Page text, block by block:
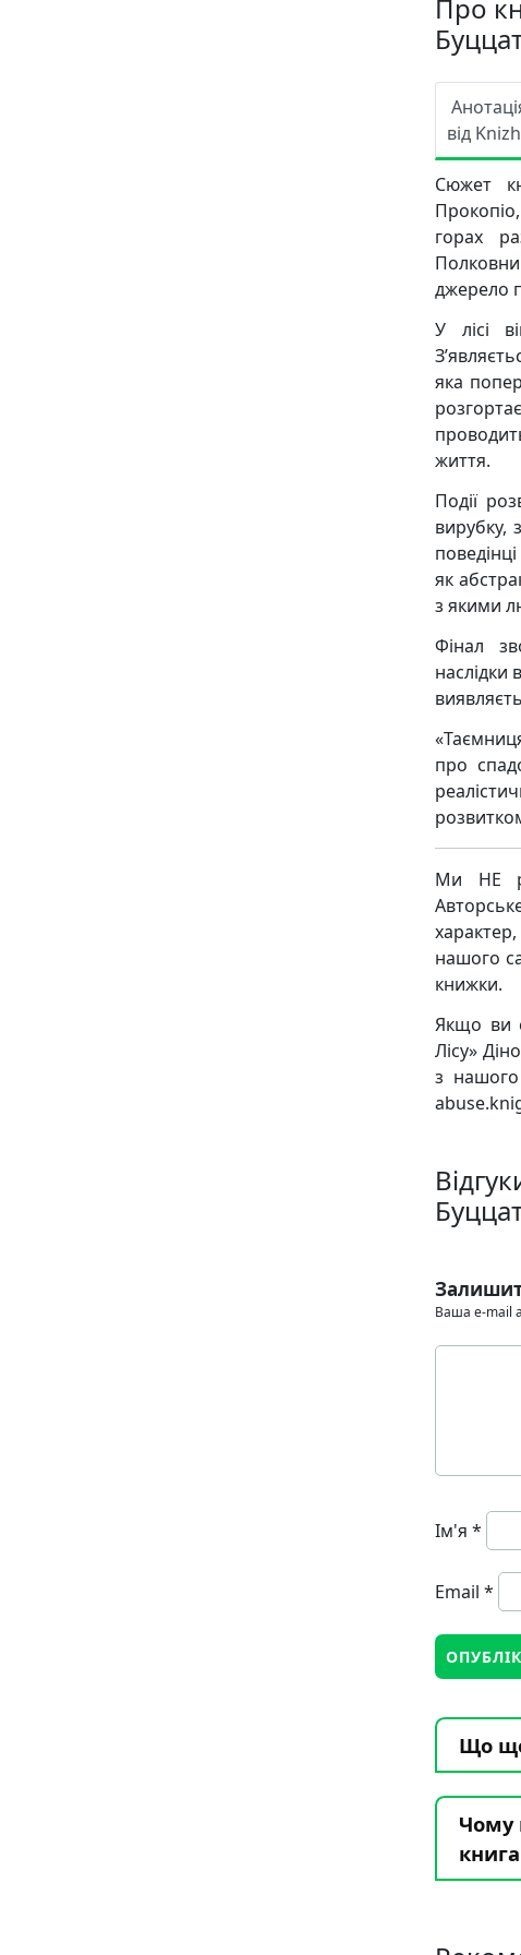
Про
від
Сюжет
горах
джерело
У лісі
яка
життя.
Події
вирубку,
як
з якими
Фінал
наслідки
про
Ми НЕ
нашого
книжки.
Якщо ви
Лісу»
з
Ваша e-mail
Ім'я *
Email *
Що
Чому